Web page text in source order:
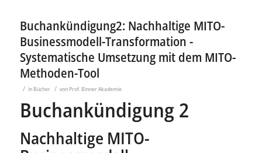
Buchankündigung2: Nachhaltige MITO-
Businessmodell-Transformation -
Systematische Umsetzung mit dem MITO-
Methoden-Tool
/ in Bücher / von Prof. Binner Akademie
Buchankündigung 2
Nachhaltige MITO-